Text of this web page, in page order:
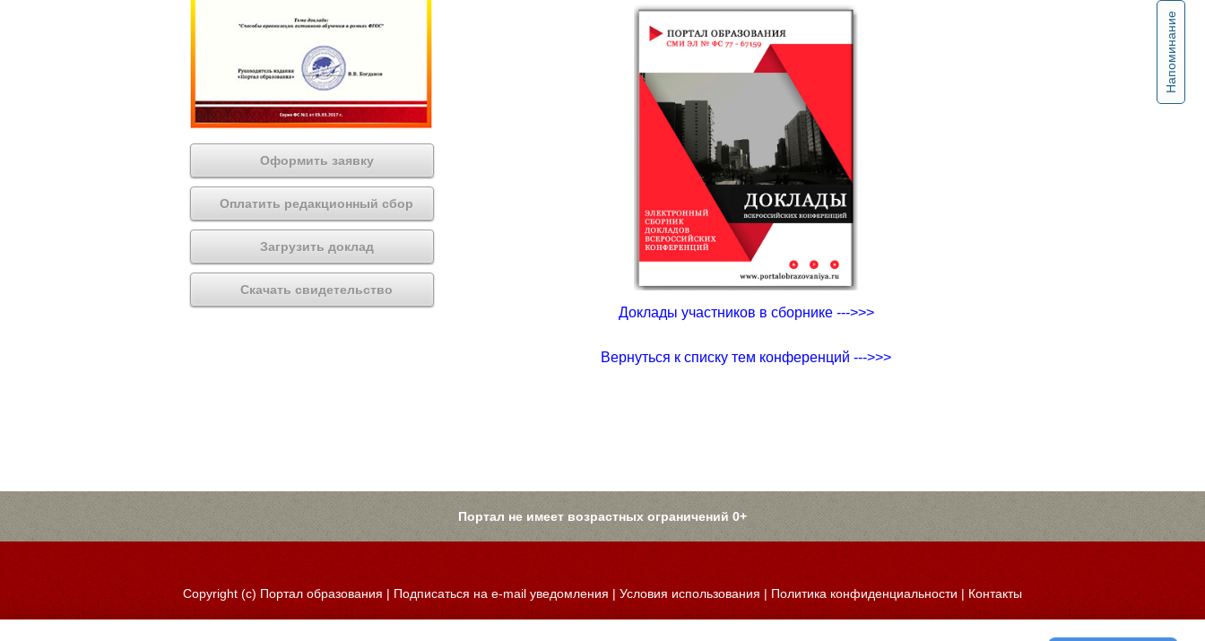
Напоминание
Оформить заявку
Оплатить редакционный сбор
Загрузить доклад
Скачать свидетельство
Доклады участников в сборнике --->>>
Вернуться к списку тем конференций --->>>
Портал не имеет возрастных ограничений 0+
Copyright (c) Портал образования | Подписаться на e-mail уведомления |Условия использования | Политика конфиденциальности| Контакты